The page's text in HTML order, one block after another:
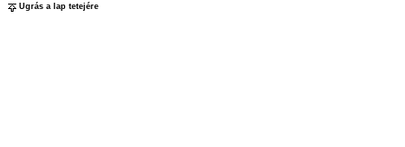
Ugrás a lap tetejére